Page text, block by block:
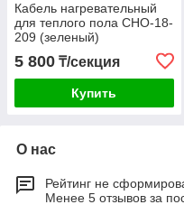
Кабель нагревательный
для теплого пола СНО-18-
209 (зеленый)
5 800 ₸/секция
Купить
О нас
Рейтинг не
Менее 5 отзывов за